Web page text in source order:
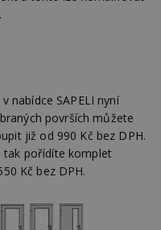
nabídce SAPELI nyní
površích můžete
již od 990 Kč bez DPH.
tak pořídíte komplet
Kč bez DPH.